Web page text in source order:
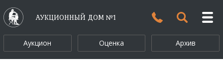
АУКЦИОННЫЙ ДОМ №1
Аукцион Оценка Архив